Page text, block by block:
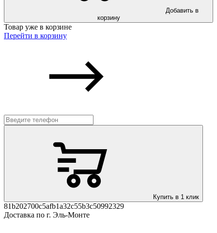
корзину
Товар уже в корзине
Перейти в корзину
Купить в 1 клик
81b202700c5afb1a32c55b3c50992329
Доставка по г. Эль-Монте